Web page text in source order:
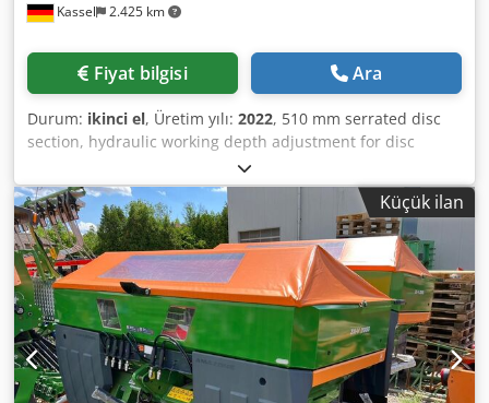
Kassel 2.425 km
Fiyat bilgisi Ara
Durum: ikinci el, Üretim yılı: 2022, 510 mm serrated disc
section, hydraulic working depth adjustment for disc
section, hydraulic working depth adjustment of the
leveling unit, C-Mix-Ultra tines for Ceus 50, hydraulic
working depth adjustment for tine section with hydraulic
drawbar, HD point 80 mm / (14/K1) Dodpfjtz Tpljx Actjck
Küçük ilan